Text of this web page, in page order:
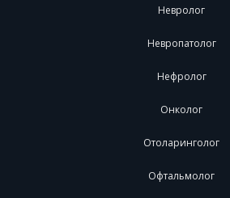
Невролог
Невропатолог
Нефролог
Онколог
Отоларинголог
Офтальмолог